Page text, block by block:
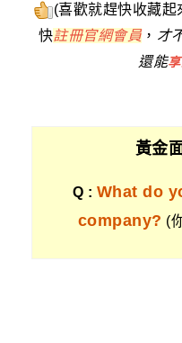
(喜歡就趕快收藏
快註冊官網會員 ， 才
還能
黃金
Q : What do
company? (